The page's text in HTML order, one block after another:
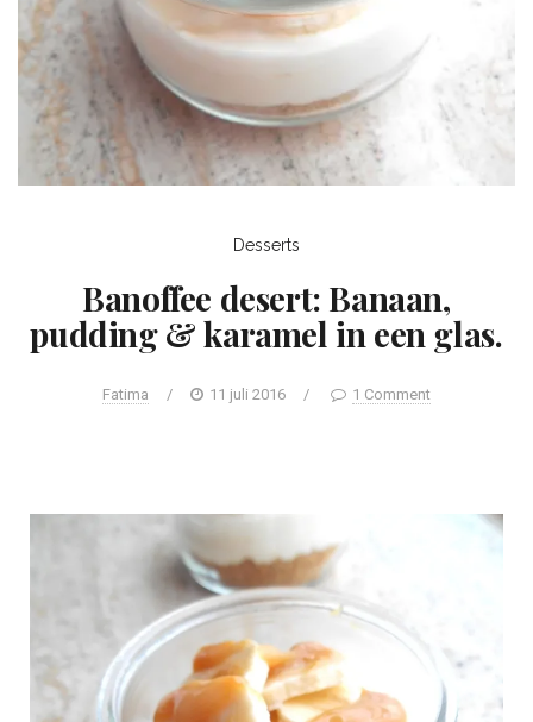
Desserts
Banoffee desert: Banaan,
pudding & karamel in een glas.
Fatima / 11 juli 2016 / 1 Comment